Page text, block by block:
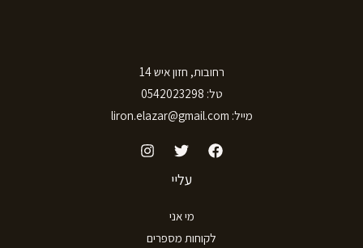
רחובות, חזון איש 14
טל: 0542023298
מייל: liron.elazar@gmail.com
עליי
מי אני
לקוחות מספרים